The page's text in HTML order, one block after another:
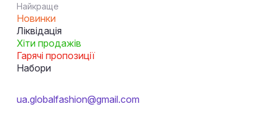
Найкраще
Новинки
Ліквідація
Хіти продажів
Гарячі пропозиції
Набори
ua.globalfashion@gmail.com